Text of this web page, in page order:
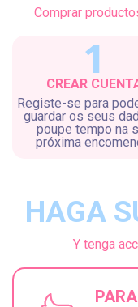
Comprar
1
CREAR
Registe-se para
guardar os seus
poupe tempo na
próxima
HAGA
Y tenga